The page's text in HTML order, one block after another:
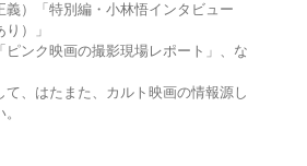
義）「特別編・小林悟インタビュー
）」
ピンク映画の撮影現場レポート」、な
、はたまた、カルト映画の情報源し